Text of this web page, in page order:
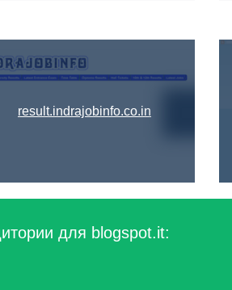
result.indrajobinfo.co.in
для blogspot.it: